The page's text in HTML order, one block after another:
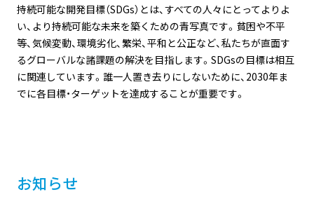
持続可能な開発目標（SDGs）とは、すべての人々にとってよりよ
い、より持続可能な未来を築くための青写真です。貧困や不平
等、気候変動、環境劣化、繁栄、平和と公正など、私たちが直面す
るグローバルな諸課題の解決を目指します。SDGsの目標は相互
に関連しています。誰一人置き去りにしないために、2030年ま
でに各目標・ターゲットを達成することが重要です。
お知らせ